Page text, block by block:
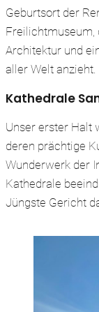
Geburtsort der
Freilichtmuseum,
Architektur und
aller Welt anzieht.
Kathedrale
Unser erster Halt
deren prächtige
Wunderwerk der
Kathedrale
Jüngste Gericht